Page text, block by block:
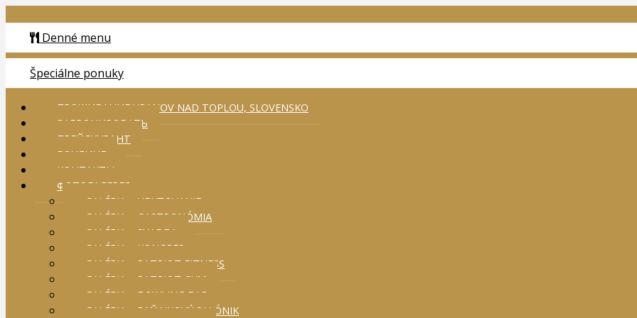
Denné menu
Špeciálne ponuky
ПРОЖИВАНИЕ VRANOV NAD TOPLOU, SLOVENSKO
ЗАБРОНИРОВАТЬ
ПРЕЙСКУРАНТ
БОУЛИНГ
КОНТАКТЫ
ФОТОГАЛЕРЕЯ
GALÉRIA – UBYTOVANIE
GALÉRIA – GASTRONÓMIA
GALÉRIA – SVADBA
GALÉRIA – KONGRES
GALÉRIA – PATRIOT FITNESS
GALÉRIA – PATRIOT GYM
GALÉRIA – BOWLING BAR
GALÉRIA – RAŇAJKOVÝ SALÓNIK